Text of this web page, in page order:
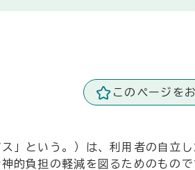
このページを
」という。）は、利用者の自立
的負担の軽減を図るためのもので